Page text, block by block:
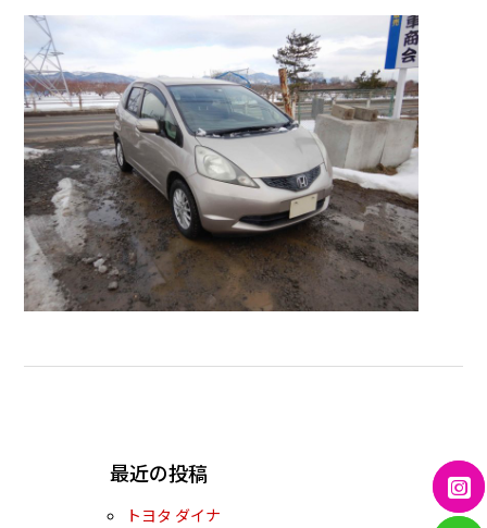
最近の投稿
トヨタ ダイナ